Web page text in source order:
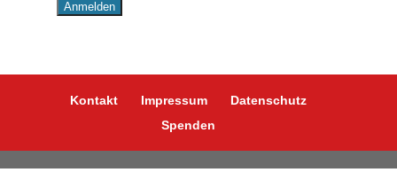
Kontakt Impressum
Datenschutz
Spenden